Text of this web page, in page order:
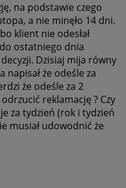
na podstawie czego
a nie minęło 14 dni.
klient nie odesłał
ostatniego dnia
Dzisiaj mija równy
napisał że odeśle za
że odeśle za 2
reklamację ? Czy
za tydzień (rok i tydzień
musiał udowodnić że